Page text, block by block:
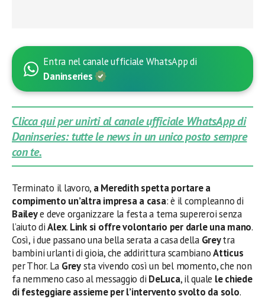
Entra nel canale ufficiale WhatsApp di
Daninseries
Clicca qui per unirti al canale ufficiale WhatsApp di
Daninseries: tutte le news in un unico posto sempre
con te.
Terminato il lavoro, a Meredith spetta portare a
compimento un’altra impresa a casa: è il compleanno di
Baileye deve organizzare la festa a tema supereroi senza
l’aiuto diAlex. Link si offre volontario per darle una mano.
Così, i due passano una bella serata a casa della Greytra
bambini urlanti di gioia, che addirittura scambianoAtticus
per Thor. La Greysta vivendo così un bel momento, che non
fa nemmeno caso al messaggio di DeLuca, il quale le chiede
di festeggiare assieme per l’intervento svolto da solo.